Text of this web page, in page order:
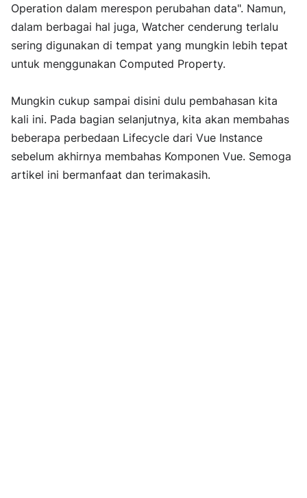
Operation dalam merespon perubahan data". Namun,
dalam berbagai hal juga, Watcher cenderung terlalu
sering digunakan di tempat yang mungkin lebih tepat
untuk menggunakan Computed Property.
Mungkin cukup sampai disini dulu pembahasan kita
kali ini. Pada bagian selanjutnya, kita akan membahas
beberapa perbedaan Lifecycle dari Vue Instance
sebelum akhirnya membahas Komponen Vue. Semoga
artikel ini bermanfaat dan terimakasih.